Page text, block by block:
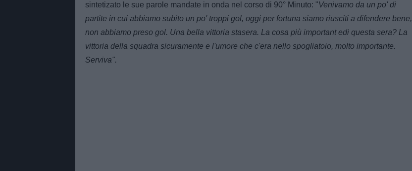
sintetizato le sue parole mandate in onda nel corso di 90° Minuto: "Venivamo da un po' di
partite in cui abbiamo subito un po' troppi gol, oggi per fortuna siamo riusciti a difendere bene,
non abbiamo preso gol. Una bella vittoria stasera. La cosa più important edi questa sera? La
vittoria della squadra sicuramente e l'umore che c'era nello spogliatoio, molto importante.
Serviva".